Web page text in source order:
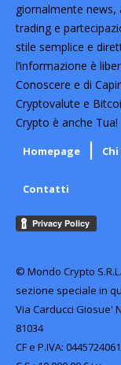
giornalmente
trading e
stile semplice e
l’informazione è
Conoscere e di
Cryptovalute e
Crypto è anche Tua!
Homepage
Contatti
© Mondo Crypto
sezione speciale in
Via Carducci Giosue'
81034
CF e P.IVA: